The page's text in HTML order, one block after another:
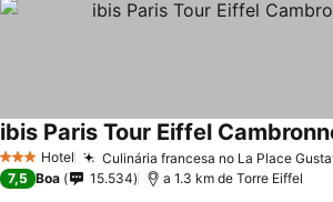
3 EstrelasHotel Culinária francesa no La Place
ibis Paris Tour Eiffel
7,5 Boa 15.534 a 1.3 km de Torre Eiffel